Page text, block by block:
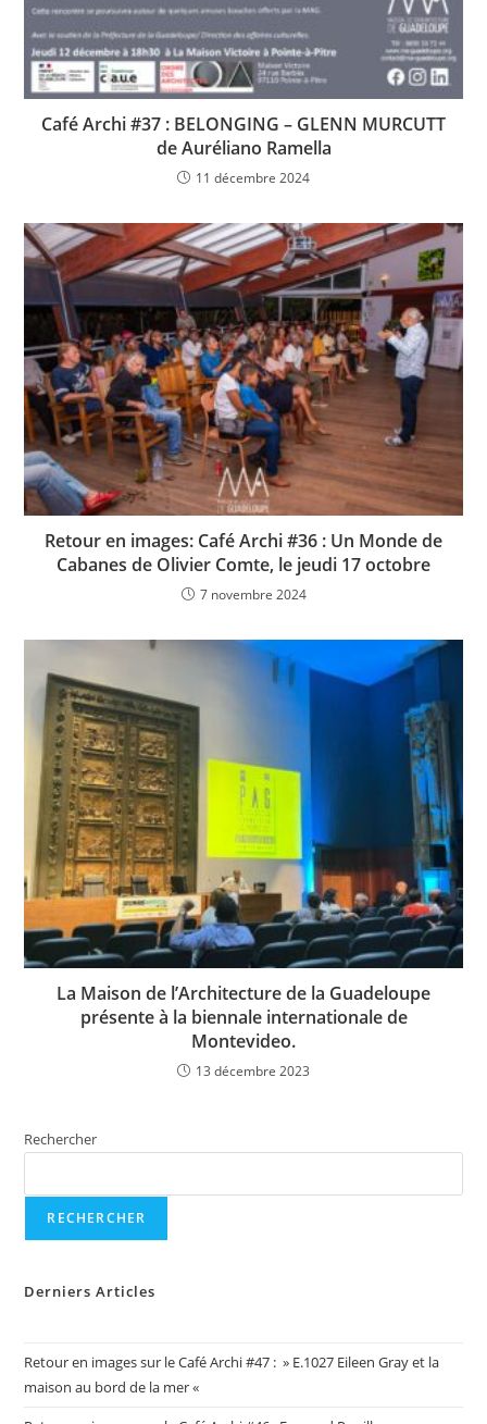
Café Archi #37 : BELONGING – GLENN MURCUTT
de Auréliano Ramella
11 décembre 2024
Retour en images: Café Archi #36 : Un Monde de
Cabanes de Olivier Comte, le jeudi 17 octobre
7 novembre 2024
La Maison de l’Architecture de la Guadeloupe
présente à la biennale internationale de
Montevideo.
13 décembre 2023
Rechercher
RECHERCHER
Derniers Articles
Retour en images sur le Café Archi #47 : » E.1027 Eileen Gray et la
maison au bord de la mer «